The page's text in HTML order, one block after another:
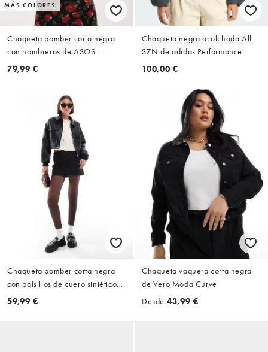
MÁS COLORES
Chaqueta bomber corta negra
con hombreras de ASOS
DESIGN
79,99 €
Chaqueta negra acolchada All
SZN de adidas Performance
100,00 €
Chaqueta bomber corta negra
con bolsillos de cuero sintético
de JJXX
59,99 €
Chaqueta vaquera corta negra
de Vero Moda Curve
Desde 43,99 €